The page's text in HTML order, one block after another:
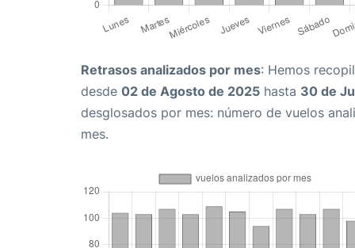
Retrasos analizados por mes: Hemos
desde 02 de Agosto de 2025 hasta 30 de
desglosados por mes: número de vuelos
mes.